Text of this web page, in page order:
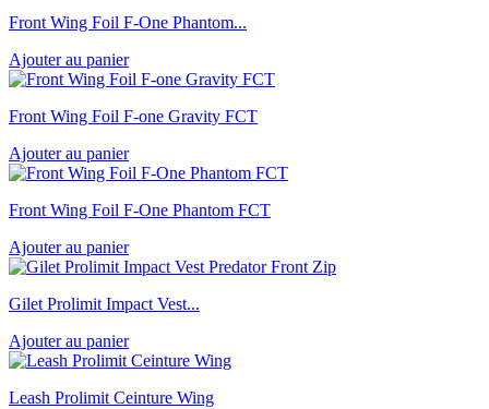
Front Wing Foil F-One Phantom...
Ajouter au panier
Front Wing Foil F-one Gravity FCT
Ajouter au panier
Front Wing Foil F-One Phantom FCT
Ajouter au panier
Gilet Prolimit Impact Vest...
Ajouter au panier
Leash Prolimit Ceinture Wing